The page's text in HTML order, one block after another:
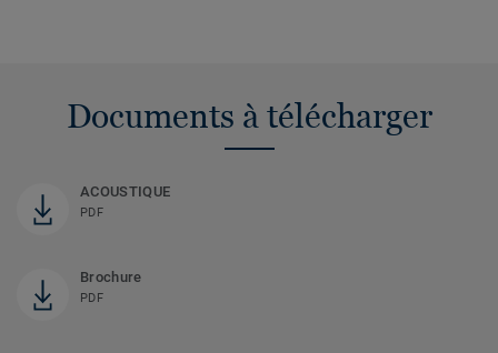
Documents à télécharger
ACOUSTIQUE
PDF
Brochure
PDF